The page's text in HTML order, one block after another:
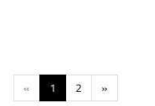
« 1 2 »